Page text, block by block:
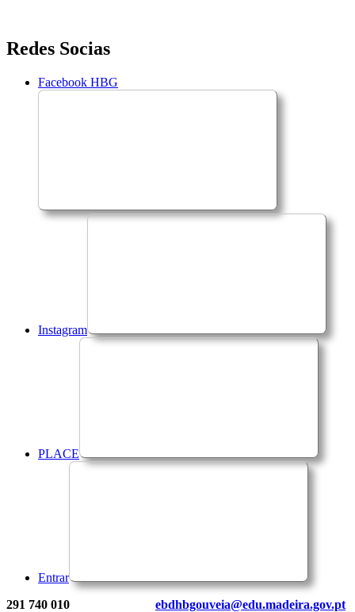
Saltar
para
conteúdo
Redes Socias
Facebook HBG
Instagram
PLACE
Entrar
291 740 010 ebdhbgouveia@edu.madeira.gov.pt